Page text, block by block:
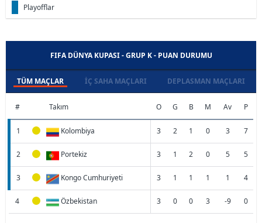
Playofflar
FIFA DÜNYA KUPASI - GRUP K - PUAN DURUMU
TÜM MAÇLAR İÇ SAHA MAÇLARI DEPLASMAN MAÇLARI
# Takım O G B M Av P
1 Kolombiya 3 2 1 0 3 7
2 Portekiz 3 1 2 0 5 5
3 Kongo Cumhuriyeti 3 1 1 1 1 4
4 Özbekistan 3 0 0 3 -9 0